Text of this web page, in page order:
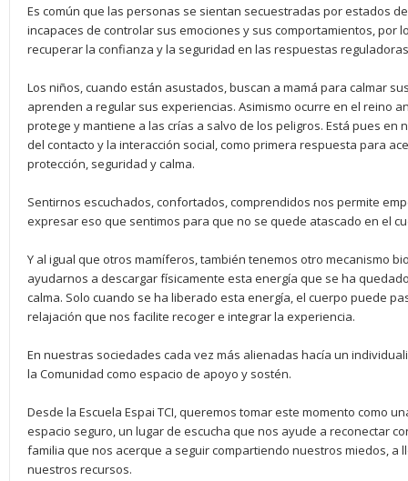
Es común que las personas se sientan secuestradas por estados
incapaces de controlar sus emociones y sus comportamientos, por
recuperar la confianza y la seguridad en las respuestas
Los niños, cuando están asustados, buscan a mamá para calmar
aprenden a regular sus experiencias. Asimismo ocurre en el reino
protege y mantiene a las crías a salvo de los peligros. Está pues en
del contacto y la interacción social, como primera respuesta para
protección, seguridad y calma.
Sentirnos escuchados, confortados, comprendidos nos permite
expresar eso que sentimos para que no se quede atascado en el
Y al igual que otros mamíferos, también tenemos otro mecanismo
ayudarnos a descargar físicamente esta energía que se ha
calma. Solo cuando se ha liberado esta energía, el cuerpo puede
relajación que nos facilite recoger e integrar la experiencia.
En nuestras sociedades cada vez más alienadas hacía un
la Comunidad como espacio de apoyo y sostén.
Desde la Escuela Espai TCI, queremos tomar este momento como
espacio seguro, un lugar de escucha que nos ayude a reconectar
familia que nos acerque a seguir compartiendo nuestros miedos,
nuestros recursos.